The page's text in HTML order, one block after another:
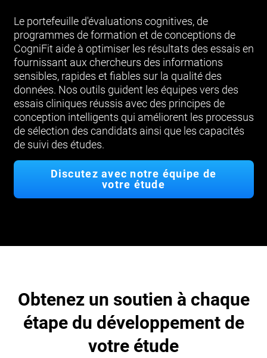
Le portefeuille d'évaluations cognitives, de
programmes de formation et de conceptions de
CogniFit aide à optimiser les résultats des essais en
fournissant aux chercheurs des informations
sensibles, rapides et fiables sur la qualité des
données. Nos outils guident les équipes vers des
essais cliniques réussis avec des principes de
conception intelligents qui améliorent les processus
de sélection des candidats ainsi que les capacités
de suivi des études.
Discutez avec notre équipe de
votre étude
Obtenez un soutien à chaque
étape du développement de
votre étude